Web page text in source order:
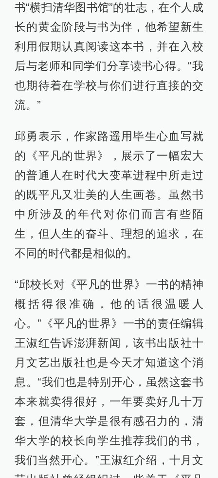
书“横扫清华图书馆”的壮志，在个人成
长的黄金阶段与书为伴，他希望新生
利用假期认真阅读这本书，并在入校
后与老师和同学们分享读书心得。“我
也期待着在学校与你们进行直接的交
流。”
邱勇表示，作家路遥用毕生心血写就
的《平凡的世界》，展示了一幅宏大
的普通人在时代大变革进程中所走过
的既平凡又壮美的人生画卷。虽然书
中所涉及的年代对你们而言有些陌
生，但人生的奋斗、理想的追求，在
不同的时代都是相似的。
“邱校长对《平凡的世界》一书的精神
概括得很准确，他的话很温暖人
心。”《平凡的世界》一书的责任编辑
王淑红告诉澎湃新闻，该书出版社十
月文艺出版社也是今天才知道这个消
息。“我们也是特别开心，虽然这套书
本来就卖得很好，一年要卖好几十万
套，但清华大学是很有感召力的，清
华大学的校长向学生推荐我们的书，
我们当然开心。”王淑红介绍，十月文